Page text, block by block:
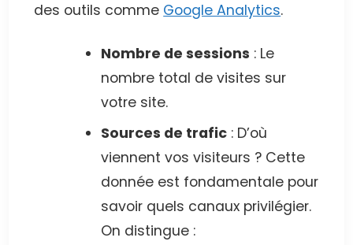
des outils comme Google Analytics.
Nombre de sessions : Le
nombre total de visites sur
votre site.
Sources de trafic : D’où
viennent vos visiteurs ? Cette
donnée est fondamentale pour
savoir quels canaux privilégier.
On distingue :